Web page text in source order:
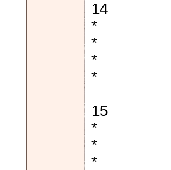
14
*
*
*
*
15
*
*
*